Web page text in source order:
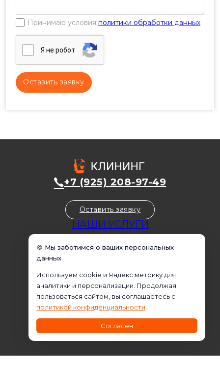
Принимаю условия политики обработки данных
Я нe poбoт
НАШИ УСЛУГИ
Уборка офисов
Домработница
Клининговые услуги
Химчистка
Промышленный альпинизм
+7 (925) 208-97-49
Оставить заявку
🍪 Мы заботимся о ваших персональных
данных
Используем cookie и Яндекс метрику для
аналитики и персонализации. Продолжая
пользоваться сайтом, вы соглашаетесь с
политикой конфиденциальности
Согласен